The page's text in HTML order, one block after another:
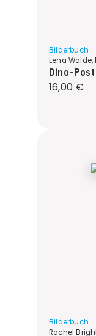
Bilderbuch
Lena
Dino-
16,00 €
Bilderbuch
Rachel